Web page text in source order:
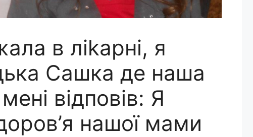
в лikapні, я
Сашка де наша
відповів: Я
нашої мами